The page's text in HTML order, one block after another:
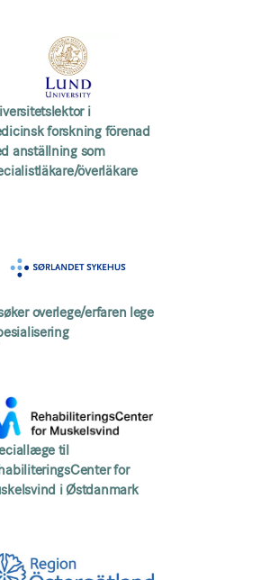
i
forskning förenad
anställning som
överläkare
overlege/erfaren lege
til
for
i Østdanmark